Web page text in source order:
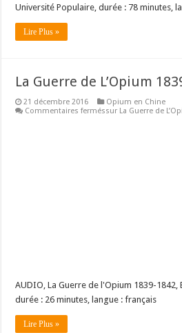
Université Populaire, durée : 78 minutes,
Lire Plus »
La Guerre de L’Opium
21 décembre 2016
Opium en Chine
Commentaires ferméssur La Guerre de
AUDIO, La Guerre de l'Opium 1839-1842,
durée : 26 minutes, langue : français
Lire Plus »